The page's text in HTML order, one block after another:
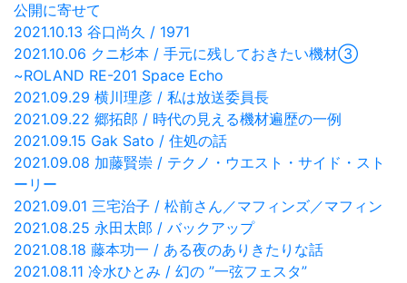
公開に寄せて
2021.10.13 谷口尚久 / 1971
2021.10.06 クニ杉本 / 手元に残しておきたい機材③
~ROLAND RE-201 Space Echo
2021.09.29 横川理彦 / 私は放送委員長
2021.09.22 郷拓郎 / 時代の見える機材遍歴の一例
2021.09.15 Gak Sato / 住処の話
2021.09.08 加藤賢崇 / テクノ・ウエスト・サイド・スト
ーリー
2021.09.01 三宅治子 / 松前さん／マフィンズ／マフィン
2021.08.25 永田太郎 / バックアップ
2021.08.18 藤本功一 / ある夜のありきたりな話
2021.08.11 冷水ひとみ / 幻の ”一弦フェスタ”